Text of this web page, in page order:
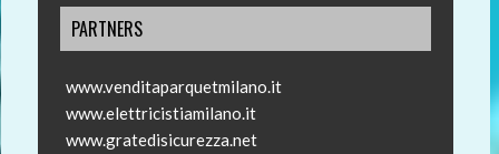
PARTNERS
www.venditaparquetmilano.it
www.elettricistiamilano.it
www.gratedisicurezza.net